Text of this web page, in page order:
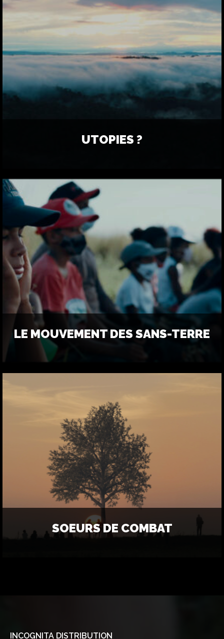
UTOPIES ?
LE MOUVEMENT DES SANS-TERRE
SOEURS DE COMBAT
INCOGNITA DISTRIBUTION